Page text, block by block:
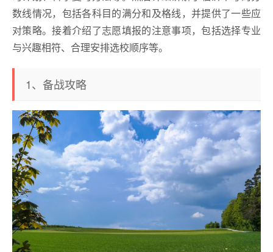
数线情况，包括各科目的满分和及格线，并提供了一些应
对策略。接着介绍了志愿填报的注意事项，包括选择专业
与兴趣相符、合理安排选校顺序等。
1、备战攻略